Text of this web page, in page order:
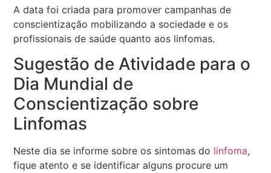
A data foi criada para promover campanhas de
conscientização mobilizando a sociedade e os
profissionais de saúde quanto aos linfomas.
Sugestão de Atividade para o
Dia Mundial de
Conscientização sobre
Linfomas
Neste dia se informe sobre os sintomas do linfoma,
fique atento e se identificar alguns procure um